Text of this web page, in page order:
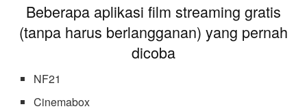
Beberapa aplikasi film streaming gratis
(tanpa harus berlangganan) yang pernah
dicoba
NF21
Cinemabox